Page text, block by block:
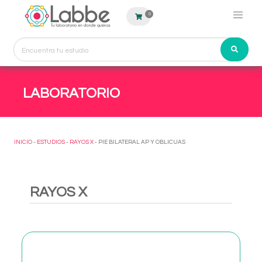
0
LABORATORIO
INICIO - ESTUDIOS - RAYOS X - PIE BILATERAL AP Y OBLICUAS
RAYOS X